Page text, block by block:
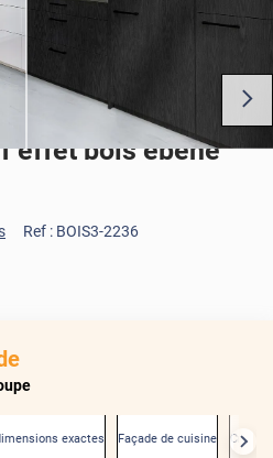
effet bois ébène
Ref : BOIS3-2236
exactes Façade de cuisine